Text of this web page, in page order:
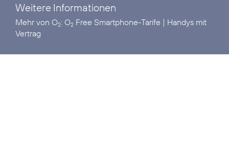
Weitere Informationen
Mehr von O2: O2 Free Smartphone-Tarife | Handys mit
Vertrag